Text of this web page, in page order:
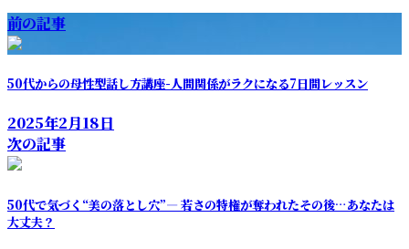
前の記事
50代からの母性型話し方講座-人間関係がラクになる7日間レッスン
2025年2月18日
次の記事
50代で気づく“美の落とし穴”— 若さの特権が奪われたその後…あなたは
大丈夫？